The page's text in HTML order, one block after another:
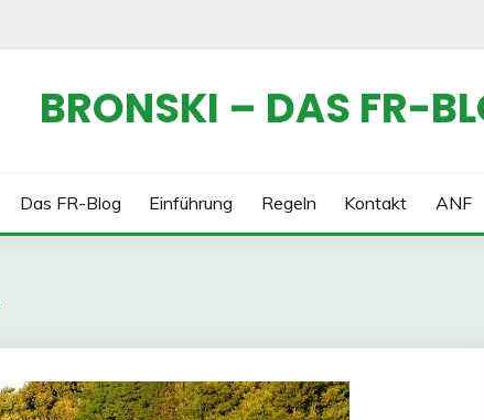
BRONSKI – DAS FR-
Das FR-Blog Einführung Regeln Kontakt ANF